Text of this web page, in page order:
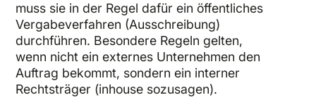
muss sie in der Regel dafür ein öffentliches
Vergabeverfahren (Ausschreibung)
durchführen. Besondere Regeln gelten,
wenn nicht ein externes Unternehmen den
Auftrag bekommt, sondern ein interner
Rechtsträger (inhouse sozusagen).